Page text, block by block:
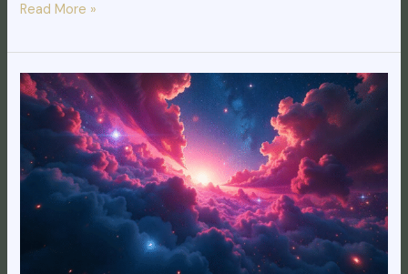
Read More »
Céu
da
Semana:
Previsões
de